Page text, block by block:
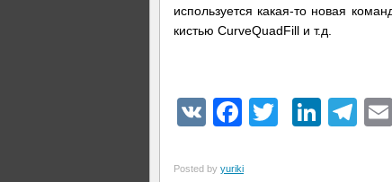
используется какая-то новая
кистью CurveQuadFill и т.д.
VK Facebook
Twitter
Posted by yuriki